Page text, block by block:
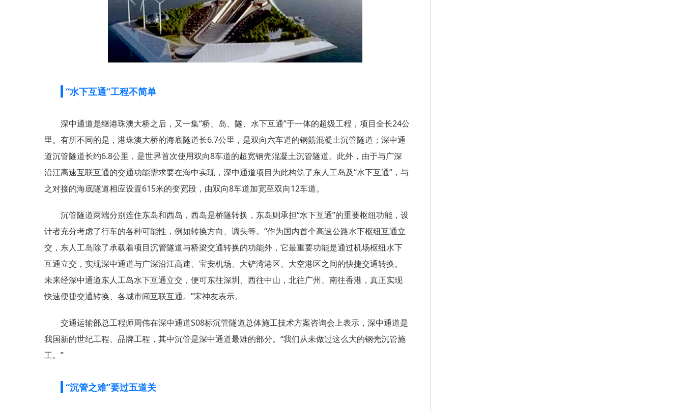
“水下互通”工程不简单
深中通道是继港珠澳大桥之后，又一集“桥、岛、隧、水下互通”于一体的超级工程，项目全长24公
里。有所不同的是，港珠澳大桥的海底隧道长6.7公里，是双向六车道的钢筋混凝土沉管隧道；深中通
道沉管隧道长约6.8公里，是世界首次使用双向8车道的超宽钢壳混凝土沉管隧道。此外，由于与广深
沿江高速互联互通的交通功能需求要在海中实现，深中通道项目为此构筑了东人工岛及“水下互通”，与
之对接的海底隧道相应设置615米的变宽段，由双向8车道加宽至双向12车道。
沉管隧道两端分别连住东岛和西岛，西岛是桥隧转换，东岛则承担“水下互通”的重要枢纽功能，设
计者充分考虑了行车的各种可能性，例如转换方向、调头等。“作为国内首个高速公路水下枢纽互通立
交，东人工岛除了承载着项目沉管隧道与桥梁交通转换的功能外，它最重要功能是通过机场枢纽水下
互通立交，实现深中通道与广深沿江高速、宝安机场、大铲湾港区、大空港区之间的快捷交通转换。
未来经深中通道东人工岛水下互通立交，便可东往深圳、西往中山，北往广州、南往香港，真正实现
快速便捷交通转换、各城市间互联互通。”宋神友表示。
交通运输部总工程师周伟在深中通道S08标沉管隧道总体施工技术方案咨询会上表示，深中通道是
我国新的世纪工程、品牌工程，其中沉管是深中通道最难的部分。“我们从未做过这么大的钢壳沉管施
工。”
“沉管之难”要过五道关